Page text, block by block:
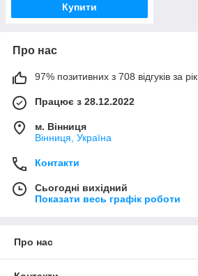
Купити
Про нас
97% позитивних з 708 відгуків за рік
Працює з 28.12.2022
м. Вінниця
Вінниця, Україна
Контакти
Сьогодні вихідний
Показати весь графік роботи
Про нас